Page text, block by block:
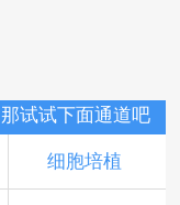
那试试下面通道吧
细胞培植